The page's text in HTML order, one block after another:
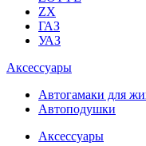
ZX
ГАЗ
УАЗ
Аксессуары
Автогамаки для
Автоподушки
Аксессуары